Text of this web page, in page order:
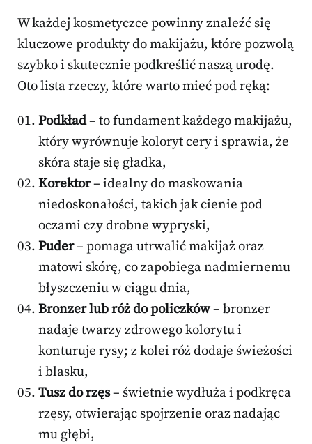
W każdej kosmetyczce powinny znaleźć się
kluczowe produkty do makijażu, które pozwolą
szybko i skutecznie podkreślić naszą urodę.
Oto lista rzeczy, które warto mieć pod ręką:
Podkład– to fundament każdego makijażu,
który wyrównuje koloryt cery i sprawia, że
skóra staje się gładka,
Korektor– idealny do maskowania
niedoskonałości, takich jak cienie pod
oczami czy drobne wypryski,
Puder– pomaga utrwalić makijaż oraz
matowi skórę, co zapobiega nadmiernemu
błyszczeniu w ciągu dnia,
Bronzer lub róż do policzków– bronzer
nadaje twarzy zdrowego kolorytu i
konturuje rysy; z kolei róż dodaje świeżości
i blasku,
Tusz do rzęs– świetnie wydłuża i podkręca
rzęsy, otwierając spojrzenie oraz nadając
mu głębi,